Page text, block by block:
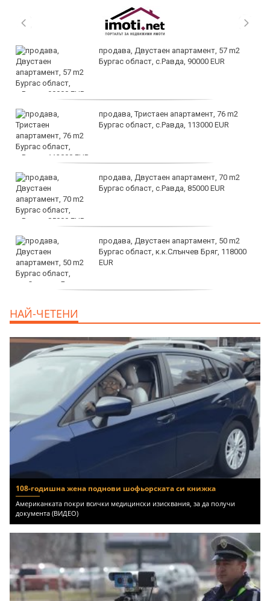
продава, Двустаен апартамент, 57 m2
Бургас област, с.Равда, 90000 EUR
продава, Тристаен апартамент, 76 m2
Бургас област, с.Равда, 113000 EUR
продава, Двустаен апартамент, 70 m2
Бургас област, с.Равда, 85000 EUR
продава, Двустаен апартамент, 50 m2
Бургас област, к.к.Слънчев Бряг, 118000
EUR
НАЙ-ЧЕТЕНИ
108-годишна жена поднови шофьорската си книжка
Американката покри всички медицински изисквания, за да получи
документа (ВИДЕО)